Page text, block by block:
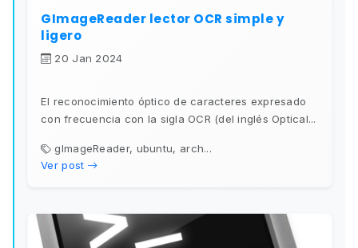
GImageReader lector OCR simple y
ligero
20 Jan 2024
El reconocimiento óptico de caracteres expresado
con frecuencia con la sigla OCR (del inglés Optical...
gImageReader, ubuntu, arch...
Ver post